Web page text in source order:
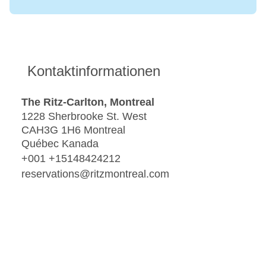
Kontaktinformationen
The Ritz-Carlton, Montreal
1228 Sherbrooke St. West
CAH3G 1H6 Montreal
Québec Kanada
+001 +15148424212
reservations@ritzmontreal.com